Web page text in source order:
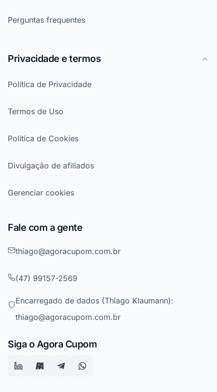
Perguntas frequentes
Privacidade e termos
Política de Privacidade
Termos de Uso
Política de Cookies
Divulgação de afiliados
Gerenciar cookies
Fale com a gente
thiago@agoracupom.com.br
(47) 99157-2569
Encarregado de dados (Thiago Klaumann):
thiago@agoracupom.com.br
Siga o Agora Cupom